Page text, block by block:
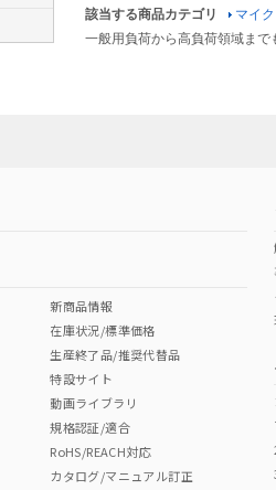
該当する商品カテゴリ
マイ
一般用負荷から高負荷領域ま
新商品情報
在庫状況/標準価格
生産終了品/推奨代替品
特設サイト
動画ライブラリ
規格認証/適合
RoHS/REACH対応
カタログ/マニュアル訂正